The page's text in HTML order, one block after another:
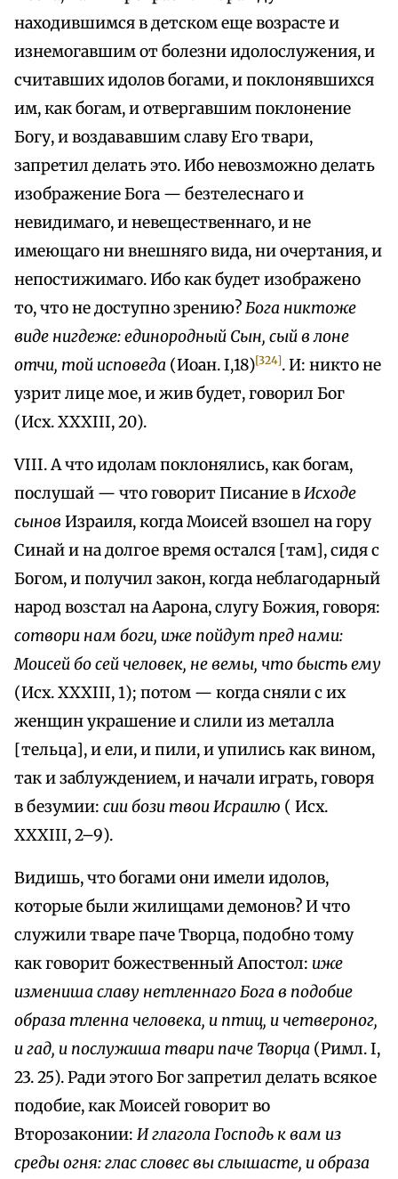
находившимся в детском еще возрасте и
изнемогавшим от болезни идолослужения, и
считавших идолов богами, и поклонявшихся
им, как богам, и отвергавшим поклонение
Богу, и воздававшим славу Его твари,
запретил делать это. Ибо невозможно делать
изображение Бога — безтелеснаго и
невидимаго, и невещественнаго, и не
имеющаго ни внешняго вида, ни очертания, и
непостижимаго. Ибо как будет изображено
то, что не доступно зрению?Бога никтоже
виде нигдеже: единородный Сын, сый в лоне
отчи, той исповеда (Иоан. I,18)[324]. И: никто не
узрит лице мое, и жив будет, говорил Бог
(Исх. XXXIII, 20).
VIII. А что идолам поклонялись, как богам,
послушай — что говорит Писание вИсходе
сынов Израиля, когда Моисей взошел на гору
Синай и на долгое время остался [там], сидя с
Богом, и получил закон, когда неблагодарный
народ возстал на Аарона, слугу Божия, говоря:
сотвори нам боги, иже пойдут пред нами:
Моисей бо сей человек, не вемы, что бысть ему
(Исх. XXXIII, 1); потом — когда сняли с их
женщин украшение и слили из металла
[тельца], и ели, и пили, и упились как вином,
так и заблуждением, и начали играть, говоря
в безумии: сии бози твои Исраилю ( Исх.
XXXIII, 2–9).
Видишь, что богами они имели идолов,
которые были жилищами демонов? И что
служили тваре паче Творца, подобно тому
как говорит божественный Апостол: иже
измениша славу нетленнаго Бога в подобие
образа тленна человека, и птиц, и четвероног,
и гад, и послужиша твари паче Творца (Римл. I,
23. 25). Ради этого Бог запретил делать всякое
подобие, как Моисей говорит во
Второзаконии: И глагола Господь к вам из
среды огня: глас словес вы слышасте, и образа